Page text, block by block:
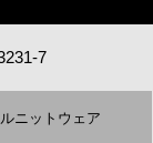
7
ニットウェア